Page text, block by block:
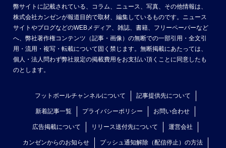
弊サイトに記載されている、コラム、ニュース、写真、その他情報は、
株式会社カンゼンが報道目的で取材、編集しているものです。ニュース
サイトやブログなどのWEBメディア、雑誌、書籍、フリーペーパーなど
へ、弊社著作権コンテンツ（記事・画像）の無断での一部引用・全文引
用・流用・複写・転載について固く禁じます。無断掲載にあたっては、
個人・法人問わず弊社規定の掲載費用をお支払い頂くことに同意したも
のとします。
フットボールチャンネルについて 記事提供先について
新着記事一覧 プライバシーポリシー お問い合わせ
広告掲載について リリース送付先について 運営会社
カンゼンからのお知らせ プッシュ通知解除（配信停止）の方法